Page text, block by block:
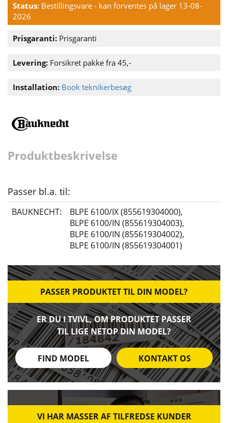
Status: Bestillingsvare - kan forventes på lager 13-08-
2026
Prisgaranti: Prisgaranti
Levering: Forsikret pakke fra 45,-
Installation: Book teknikerbesøg
Produktbeskrivelse
Passer bl.a. til:
BAUKNECHT: BLPE 6100/IX (855619304000),
BLPE 6100/IN (855619304003),
BLPE 6100/IN (855619304002),
BLPE 6100/IN (855619304001)
PASSER PRODUKTET TIL DIN MODEL?
ER DU I TVIVL, OM PRODUKTET PASSER
TIL LIGE NETOP DIN MODEL?
FIND MODEL KONTAKT OS
VI HAR MASSER AF TILFREDSE KUNDER